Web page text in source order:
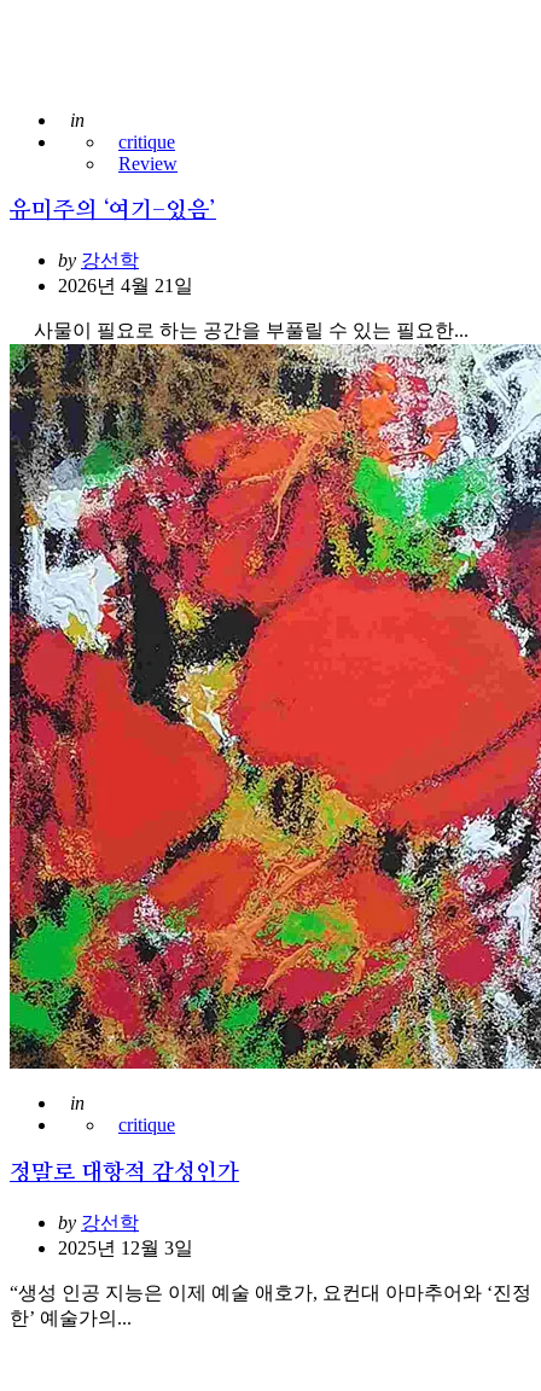
Posted
in
critique
Review
유미주의 ‘여기-있음’
Posted
by 강선학
2026년 4월 21일
사물이 필요로 하는 공간을 부풀릴 수 있는 필요한...
Posted
in
critique
정말로 대항적 감성인가
Posted
by 강선학
2025년 12월 3일
“생성 인공 지능은 이제 예술 애호가, 요컨대 아마추어와 ‘진정
한’ 예술가의...